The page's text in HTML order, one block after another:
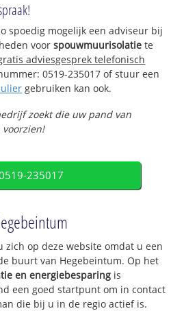
spoedig mogelijk een adviseur bij
voorspouwmuurisolatie te
adviesgesprek telefonisch
0519-235017 of stuur een
gebruiken kan ook.
zoekt die uw pand van
235017
op deze website omdat u een
buurt van Hegebeintum. Op het
en energiebesparing is
een goed startpunt om in contact
die bij u in de regio actief is.